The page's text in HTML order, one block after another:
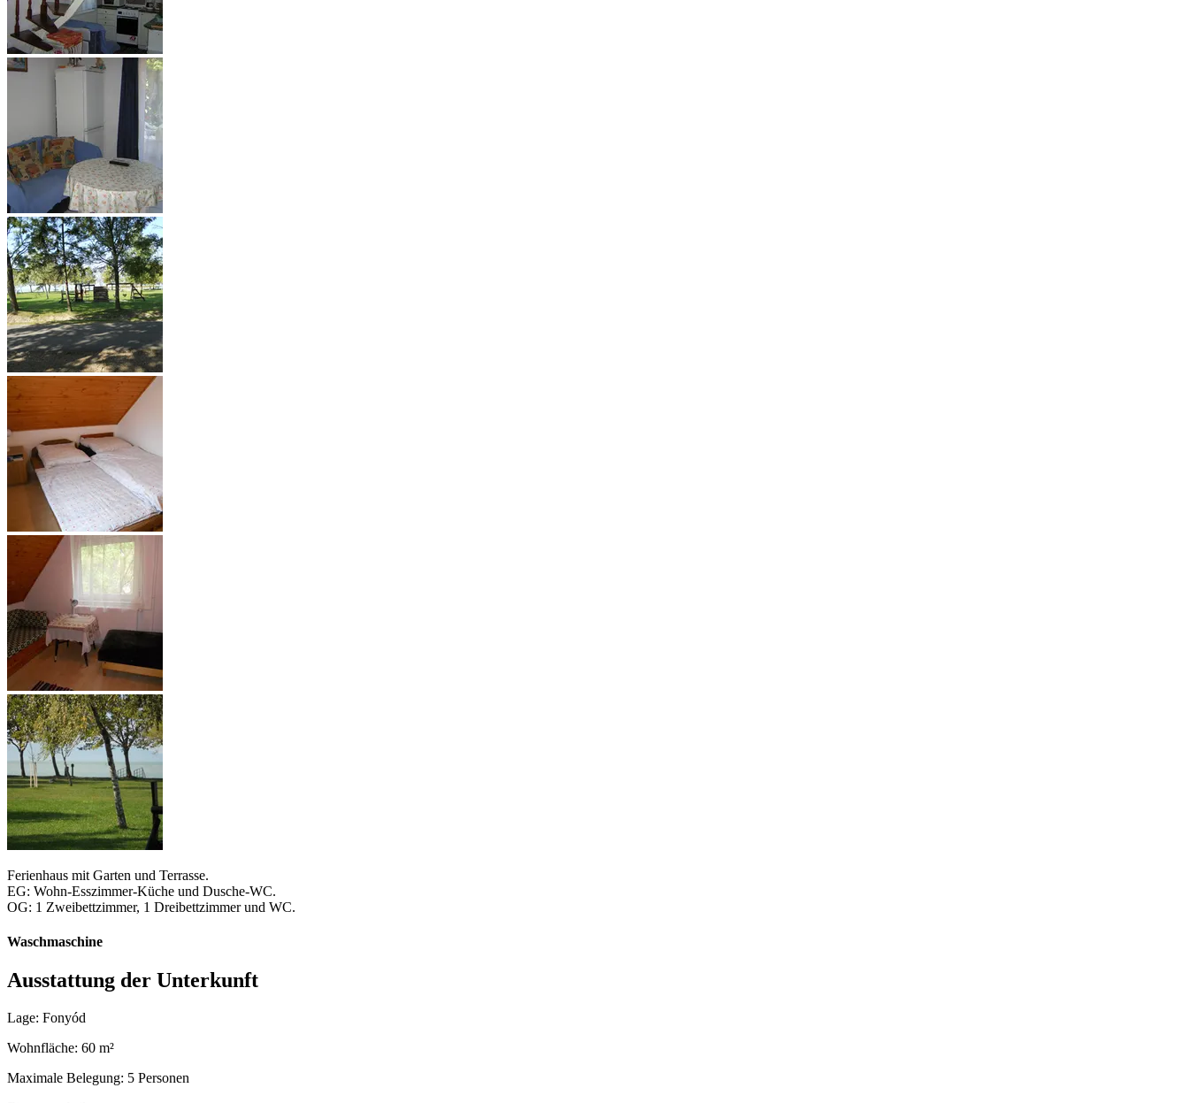
Ferienhaus mit Garten und Terrasse.
EG: Wohn-Esszimmer-Küche und Dusche-WC.
OG: 1 Zweibettzimmer, 1 Dreibettzimmer und WC.
Waschmaschine
Ausstattung der Unterkunft
Lage: Fonyód
Wohnfläche: 60 m²
Maximale Belegung: 5 Personen